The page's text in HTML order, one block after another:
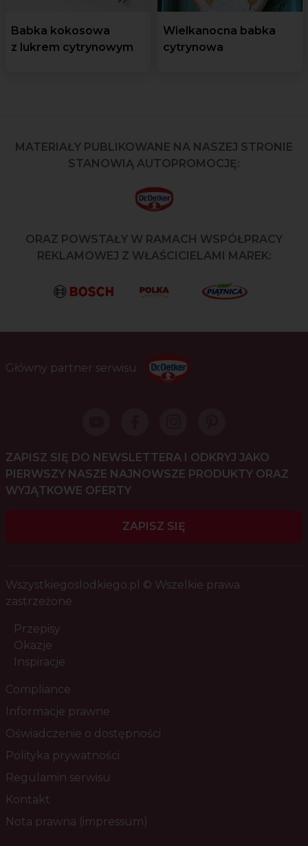
Babka kokosowa
z lukrem cytrynowym
Wielkanocna babka
cytrynowa
MATERIAŁY PUBLIKOWANE NA NASZEJ STRONIE
STANOWIĄ AUTOPROMOCJĘ:
ORAZ POWSTAŁY W RAMACH WSPÓŁPRACY
REKLAMOWEJ Z WŁAŚCICIELAMI MAREK:
Główny partner serwisu
ZAPISZ SIĘ DO NEWSLETTERA I ODKRYJ JAKO
PIERWSZY NASZE NAJNOWSZE PRODUKTY ORAZ
WYJĄTKOWE OFERTY
ZAPISZ SIĘ
Wszystkiegoslodkiego.pl © Wszelkie prawa
zastrzeżone
Przepisy
Okazje
Inspiracje
Compliance
Informacje prawne
Oświadczenie o dostępności
Polityka prywatności
Regulamin serwisu
Kontakt
Nota prawna (impressum)